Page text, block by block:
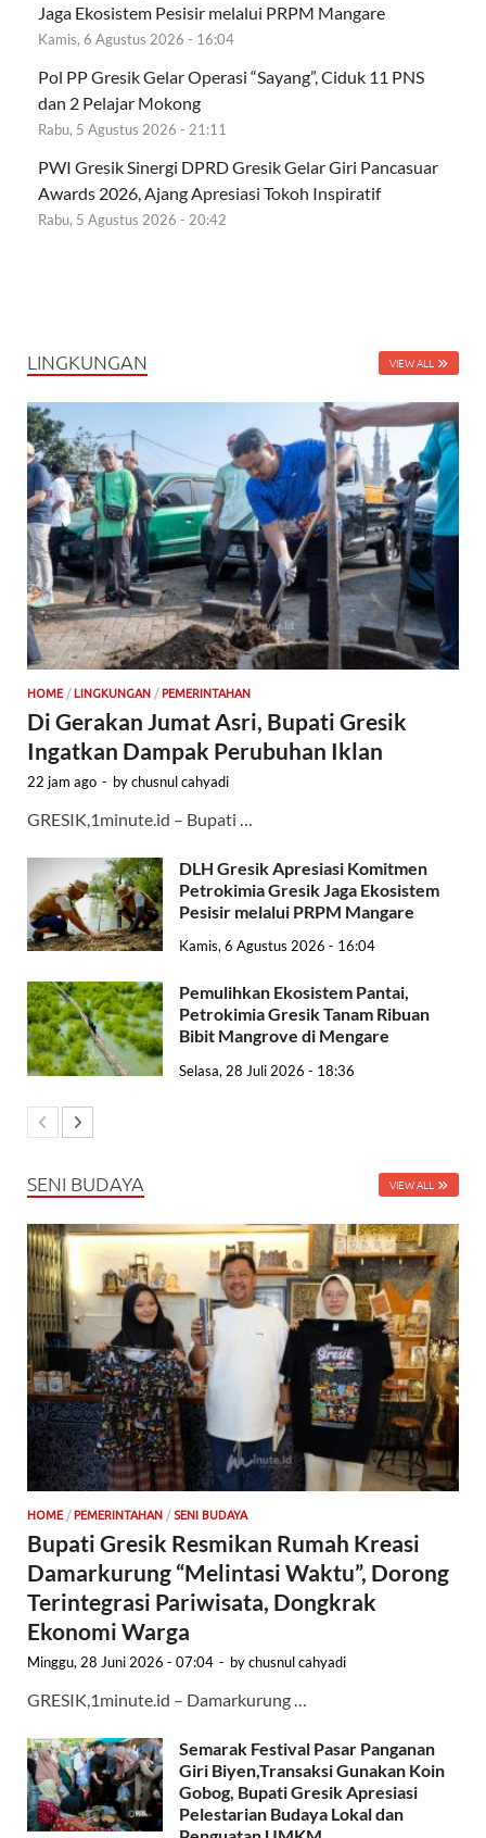
Jaga Ekosistem Pesisir melalui PRPM Mangare
Kamis, 6 Agustus 2026 - 16:04
Pol PP Gresik Gelar Operasi “Sayang”, Ciduk 11 PNS
dan 2 Pelajar Mokong
Rabu, 5 Agustus 2026 - 21:11
PWI Gresik Sinergi DPRD Gresik Gelar Giri Pancasuar
Awards 2026, Ajang Apresiasi Tokoh Inspiratif
Rabu, 5 Agustus 2026 - 20:42
LINGKUNGAN VIEW ALL
HOME / LINGKUNGAN / PEMERINTAHAN
Di Gerakan Jumat Asri, Bupati Gresik
Ingatkan Dampak Perubuhan Iklan
22 jam ago - bychusnul cahyadi
GRESIK,1minute.id – Bupati …
DLH Gresik Apresiasi Komitmen
Petrokimia Gresik Jaga Ekosistem
Pesisir melalui PRPM Mangare
Kamis, 6 Agustus 2026 - 16:04
Pemulihkan Ekosistem Pantai,
Petrokimia Gresik Tanam Ribuan
Bibit Mangrove di Mengare
Selasa, 28 Juli 2026 - 18:36
SENI BUDAYA VIEW ALL
HOME / PEMERINTAHAN / SENI BUDAYA
Bupati Gresik Resmikan Rumah Kreasi
Damarkurung “Melintasi Waktu”, Dorong
Terintegrasi Pariwisata, Dongkrak
Ekonomi Warga
Minggu, 28 Juni 2026 - 07:04 - bychusnul cahyadi
GRESIK,1minute.id – Damarkurung …
Semarak Festival Pasar Panganan
Giri Biyen,Transaksi Gunakan Koin
Gobog, Bupati Gresik Apresiasi
Pelestarian Budaya Lokal dan